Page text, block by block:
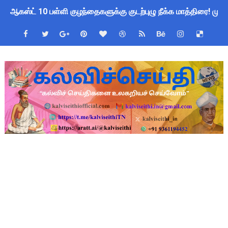
ஆகஸ்ட் 10 பள்ளி குழந்தைகளுக்கு குடற்புழு நீக்க மாத்திரை!
Census 2027 Tamil Nadu: சென்னை மாநகராட்சி
தமிழகப் பள்ளிகளுக்கு முக்கிய அறிவிப்பு: ஆகஸ்ட் 10 தேசிய
அரசு ஊழியர்களுக்கு ரூ.14,000 கோடி நிதி குறைப்பா? புதிய
பள்ளிகளில் கொடியேற்ற தலைமை ஆசிரியர்களுக்கு மட்டுமே